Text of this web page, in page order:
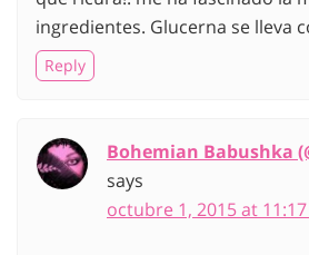
ingredientes. Glucerna se lleva
Reply
Bohemian Babushka
says
octubre 1, 2015 at